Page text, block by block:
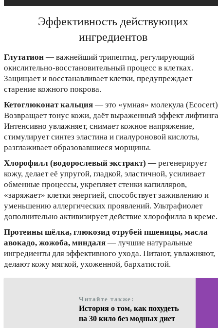
Эффективность действующих
ингредиентов
Глутатион — важнейший трипептид, регулирующий
окислительно-восстановительный процесс в клетках.
Защищает и восстанавливает клетки, предупреждает
старение кожного покрова.
Кетоглюконат кальция — это «умная» молекула
Возвращает тонус кожи, даёт выраженный эффект
Интенсивно увлажняет, снимает кожное напряжение,
стимулирует синтез эластина и гиалуроновой кислоты,
разглаживает образовавшиеся морщины.
Хлорофилл (водорослевый экстракт) — регенерирует
кожу, делает её упругой, гладкой, эластичной, усиливает
обменные процессы, укрепляет стенки капилляров,
«заряжает» клетки энергией, способствует заживлению и
уменьшению аллергических проявлений. Ультрафиолет
дополнительно активизирует действие хлорофилла в креме.
Протеины шёлка, глюкозид отрубей пшеницы, масла
авокадо, жожоба, миндаля — лучшие натуральные
ингредиенты для эффективного ухода. Питают, увлажняют,
делают кожу мягкой, ухоженной, бархатистой.
Читайте также:
История о том, как похудеть
на 30 кило без модных диет